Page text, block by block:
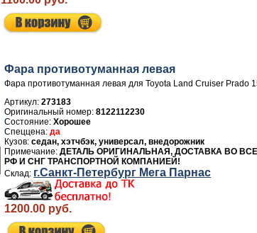
Фара противотуманная левая
Фара противотуманная левая для Toyota Land Cruiser Prado
Артикул:273183
8122112230
Хорошее
да
седан, хэтчбэк, универсал, внедорожник
ДЕТАЛЬ ОРИГИНАЛЬНАЯ, ДОСТАВКА ВО
РФ И СНГ ТРАНСПОРТНОЙ КОМПАНИЕЙ!
г.Санкт-Петербург Мега Парнас
1200.00 руб.